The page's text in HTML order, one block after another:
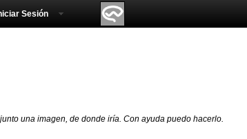
Sesión
una imagen, de donde iría. Con ayuda puedo hacerlo.